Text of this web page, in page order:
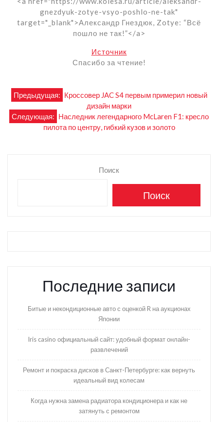
gnezdyuk-zotye-vsyo-poshlo-ne-tak"
target="_blank">Александр Гнездюк, Zotye: “Всё
пошло не так!”</a>
Источник
Спасибо за чтение!
Навигация
по
записям
Предыдущая: Кроссовер JAC S4 первым примерил новый
дизайн марки
Следующая: Наследник легендарного McLaren F1: кресло
пилота по центру, гибкий кузов и золото
Поиск
Поиск
Последние записи
Битые и некондиционные авто с оценкой R на аукционах
Японии
Iris casino официальный сайт: удобный формат онлайн-
развлечений
Ремонт и покраска дисков в Санкт-Петербурге: как вернуть
идеальный вид колесам
Когда нужна замена радиатора кондиционера и как не
затянуть с ремонтом